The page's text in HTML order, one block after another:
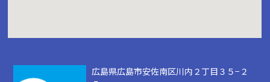
広島県広島市安佐南区川内２丁目３５−２